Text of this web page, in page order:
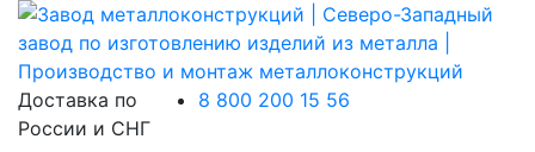
Доставка по
России и СНГ
8 800 200 15 56